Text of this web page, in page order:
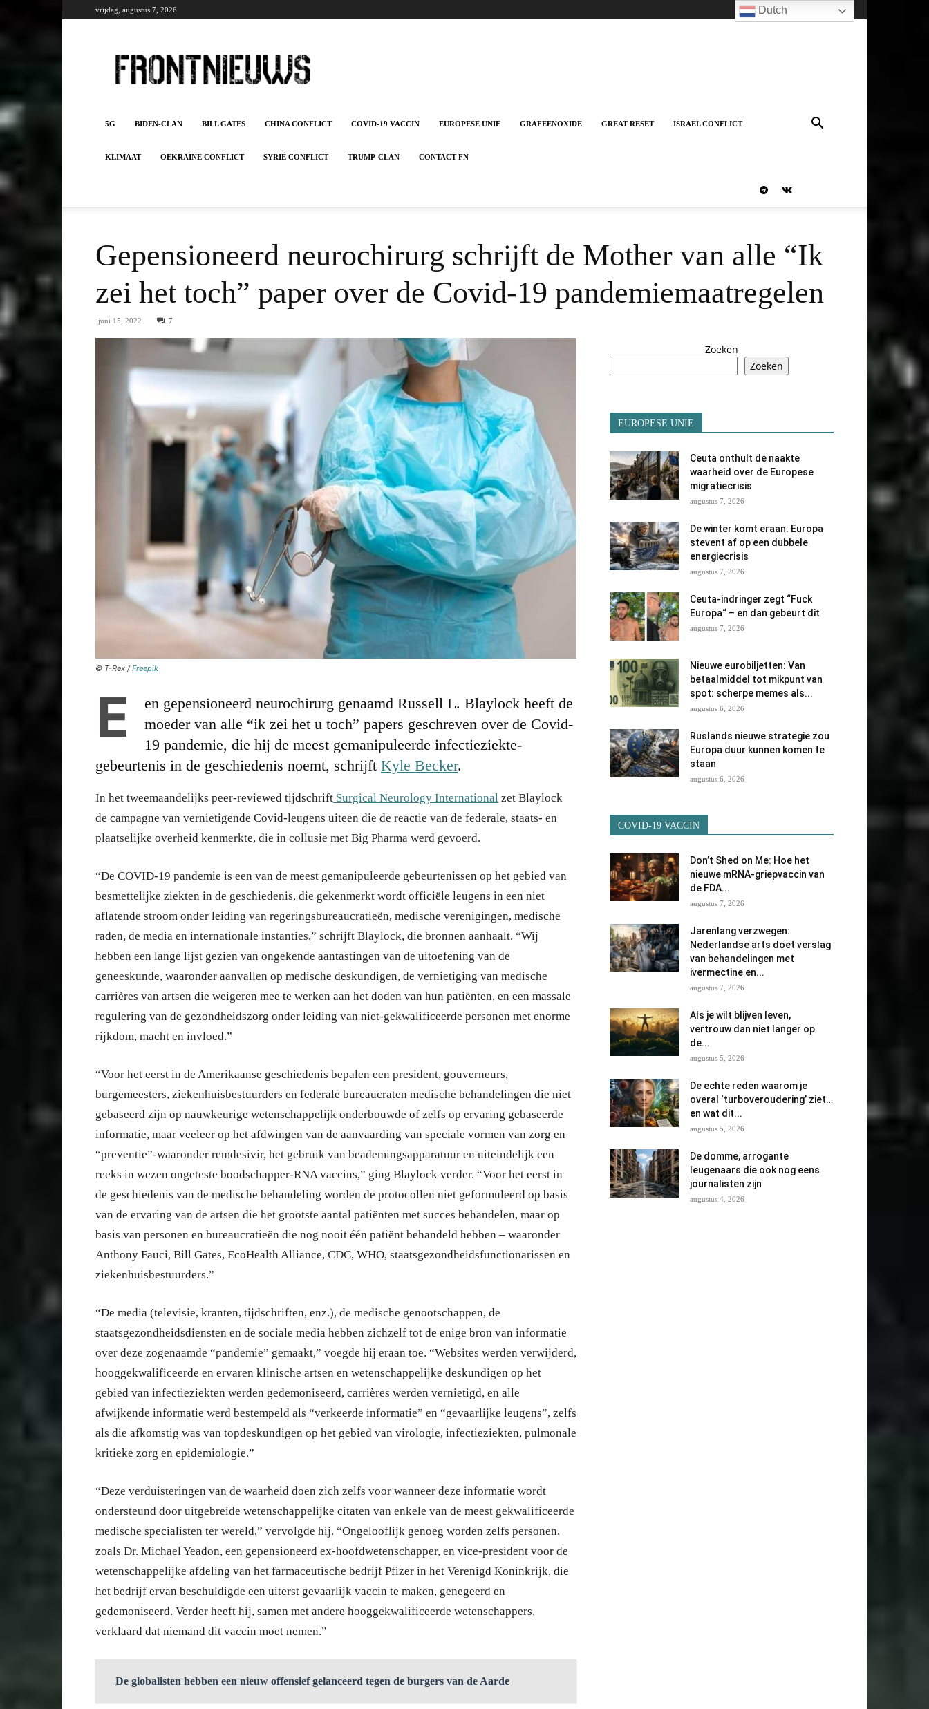
vrijdag, augustus 7, 2026
5G BIDEN-CLAN BILL GATES CHINA CONFLICT COVID-19 VACCIN EUROPESE UNIE GRAFEENOXIDE GREAT RESET ISRAËL CONFLICT
KLIMAAT OEKRAÏNE CONFLICT SYRIË CONFLICT TRUMP-CLAN CONTACT FN
Gepensioneerd neurochirurg schrijft de Mother van alle “Ik
zei het toch” paper over de Covid-19 pandemiemaatregelen
juni 15, 2022 7
© T-Rex /Freepik
E
en gepensioneerd neurochirurg genaamd Russell L. Blaylock heeft de
moeder van alle “ik zei het u toch” papers geschreven over de Covid-
19 pandemie, die hij de meest gemanipuleerde infectieziekte-
gebeurtenis in de geschiedenis noemt, schrijft Kyle Becker.
In het tweemaandelijks peer-reviewed tijdschrift Surgical Neurology International zet Blaylock
de campagne van vernietigende Covid-leugens uiteen die de reactie van de federale, staats- en
plaatselijke overheid kenmerkte, die in collusie met Big Pharma werd gevoerd.
“De COVID-19 pandemie is een van de meest gemanipuleerde gebeurtenissen op het gebied van
besmettelijke ziekten in de geschiedenis, die gekenmerkt wordt officiële leugens in een niet
aflatende stroom onder leiding van regeringsbureaucratieën, medische verenigingen, medische
raden, de media en internationale instanties,” schrijft Blaylock, die bronnen aanhaalt. “Wij
hebben een lange lijst gezien van ongekende aantastingen van de uitoefening van de
geneeskunde, waaronder aanvallen op medische deskundigen, de vernietiging van medische
carrières van artsen die weigeren mee te werken aan het doden van hun patiënten, en een massale
regulering van de gezondheidszorg onder leiding van niet-gekwalificeerde personen met enorme
rijkdom, macht en invloed.”
“Voor het eerst in de Amerikaanse geschiedenis bepalen een president, gouverneurs,
burgemeesters, ziekenhuisbestuurders en federale bureaucraten medische behandelingen die niet
gebaseerd zijn op nauwkeurige wetenschappelijk onderbouwde of zelfs op ervaring gebaseerde
informatie, maar veeleer op het afdwingen van de aanvaarding van speciale vormen van zorg en
“preventie”-waaronder remdesivir, het gebruik van beademingsapparatuur en uiteindelijk een
reeks in wezen ongeteste boodschapper-RNA vaccins,” ging Blaylock verder. “Voor het eerst in
de geschiedenis van de medische behandeling worden de protocollen niet geformuleerd op basis
van de ervaring van de artsen die het grootste aantal patiënten met succes behandelen, maar op
basis van personen en bureaucratieën die nog nooit één patiënt behandeld hebben – waaronder
Anthony Fauci, Bill Gates, EcoHealth Alliance, CDC, WHO, staatsgezondheidsfunctionarissen en
ziekenhuisbestuurders.”
“De media (televisie, kranten, tijdschriften, enz.), de medische genootschappen, de
staatsgezondheidsdiensten en de sociale media hebben zichzelf tot de enige bron van informatie
over deze zogenaamde “pandemie” gemaakt,” voegde hij eraan toe. “Websites werden verwijderd,
hooggekwalificeerde en ervaren klinische artsen en wetenschappelijke deskundigen op het
gebied van infectieziekten werden gedemoniseerd, carrières werden vernietigd, en alle
afwijkende informatie werd bestempeld als “verkeerde informatie” en “gevaarlijke leugens”, zelfs
als die afkomstig was van topdeskundigen op het gebied van virologie, infectieziekten, pulmonale
kritieke zorg en epidemiologie.”
“Deze verduisteringen van de waarheid doen zich zelfs voor wanneer deze informatie wordt
ondersteund door uitgebreide wetenschappelijke citaten van enkele van de meest gekwalificeerde
medische specialisten ter wereld,” vervolgde hij. “Ongelooflijk genoeg worden zelfs personen,
zoals Dr. Michael Yeadon, een gepensioneerd ex-hoofdwetenschapper, en vice-president voor de
wetenschappelijke afdeling van het farmaceutische bedrijf Pfizer in het Verenigd Koninkrijk, die
het bedrijf ervan beschuldigde een uiterst gevaarlijk vaccin te maken, genegeerd en
gedemoniseerd. Verder heeft hij, samen met andere hooggekwalificeerde wetenschappers,
verklaard dat niemand dit vaccin moet nemen.”
De globalisten hebben een nieuw offensief gelanceerd tegen de burgers van de Aarde
Zoeken
Zoeken
EUROPESE UNIE
Ceuta onthult de naakte
waarheid over de Europese
migratiecrisis
augustus 7, 2026
De winter komt eraan: Europa
stevent af op een dubbele
energiecrisis
augustus 7, 2026
Ceuta-indringer zegt “Fuck
Europa“ – en dan gebeurt dit
augustus 7, 2026
Nieuwe eurobiljetten: Van
betaalmiddel tot mikpunt van
spot: scherpe memes als...
augustus 6, 2026
Ruslands nieuwe strategie zou
Europa duur kunnen komen te
staan
augustus 6, 2026
COVID-19 VACCIN
Don’t Shed on Me: Hoe het
nieuwe mRNA-griepvaccin van
de FDA...
augustus 7, 2026
Jarenlang verzwegen:
Nederlandse arts doet verslag
van behandelingen met
ivermectine en...
augustus 7, 2026
Als je wilt blijven leven,
vertrouw dan niet langer op
de...
augustus 5, 2026
De echte reden waarom je
overal ‘turboveroudering’ ziet…
en wat dit...
augustus 5, 2026
De domme, arrogante
leugenaars die ook nog eens
journalisten zijn
augustus 4, 2026
Dutch